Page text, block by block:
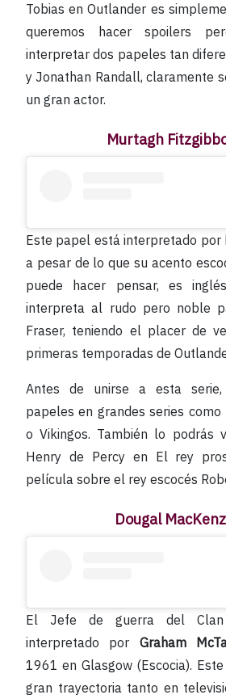
Tobias en Outlander es
queremos hacer spoilers
interpretar dos papeles tan
y Jonathan Randall, claramente
un gran actor.
Murtagh
Este papel está interpretado por
a pesar de lo que su acento
puede hacer pensar, es
interpreta al rudo pero noble
Fraser, teniendo el placer de
primeras temporadas de
Antes de unirse a esta serie,
papeles en grandes series como
o Vikingos. También lo podrás
Henry de Percy en El rey
película sobre el rey escocés
Dougal
El Jefe de guerra del Clan
interpretado por Graham
1961 en Glasgow (Escocia).
gran trayectoria tanto en